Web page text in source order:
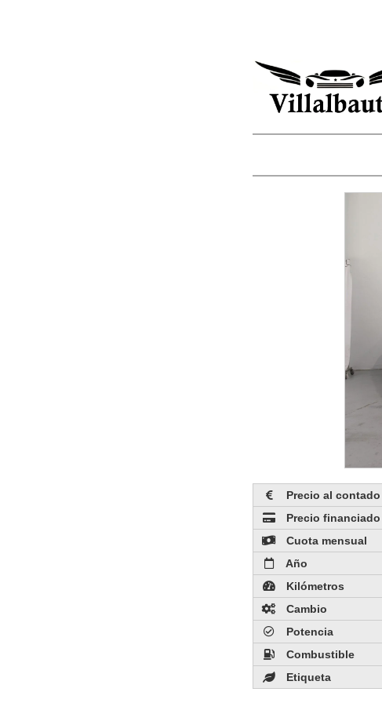
Precio al contado
Precio financiado
Cuota mensual
Año
Kilómetros
Cambio
Potencia
Combustible
Etiqueta